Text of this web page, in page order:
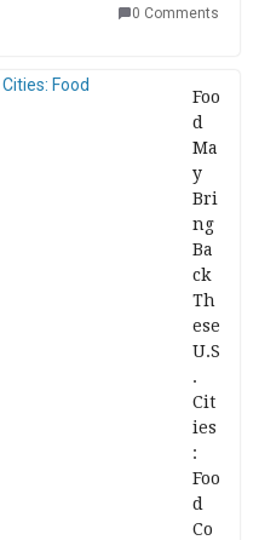
0 Comments
Foo
d
Ma
y
Bri
ng
Ba
ck
Th
ese
U.S
.
Cit
ies
:
Foo
d
Co